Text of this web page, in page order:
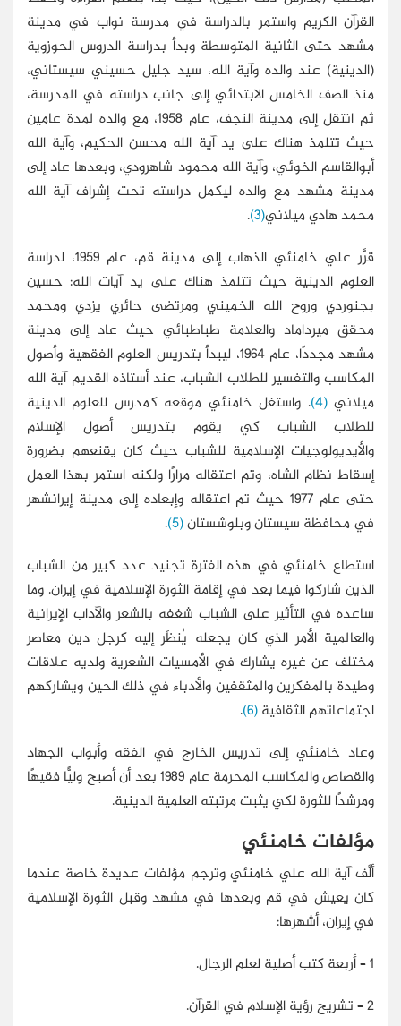
القرآن الكريم واستمر بالدراسة في مدرسة نواب في مدينة
مشهد حتى الثانية المتوسطة وبدأ بدراسة الدروس الحوزوية
(الدينية) عند والده وآية الله، سيد جليل حسيني سيستاني،
منذ الصف الخامس الابتدائي إلى جانب دراسته في المدرسة،
ثم انتقل إلى مدينة النجف، عام 1958، مع والده لمدة عامين
حيث تتلمذ هناك على يد آية الله محسن الحكيم، وآية الله
أبوالقاسم الخوئي، وآية الله محمود شاهرودي، وبعدها عاد إلى
مدينة مشهد مع والده ليكمل دراسته تحت إشراف آية الله
محمد هادي ميلاني(3)
.
قرَّر علي خامنئي الذهاب إلى مدينة قم، عام 1959، لدراسة
العلوم الدينية حيث تتلمذ هناك على يد آيات الله: حسين
بجنوردي وروح الله الخميني ومرتضى حائري يزدي ومحمد
محقق ميرداماد والعلامة طباطبائي حيث عاد إلى مدينة
مشهد مجددًا، عام 1964، ليبدأ بتدريس العلوم الفقهية وأصول
المكاسب والتفسير للطلاب الشباب، عند أستاذه القديم آية الله
ميلاني(4) . واستغل خامنئي موقعه كمدرس للعلوم الدينية
للطلاب الشباب كي يقوم بتدريس أصول الإسلام
والأيديولوجيات الإسلامية للشباب حيث كان يقنعهم بضرورة
إسقاط نظام الشاه، وتم اعتقاله مرارًا ولكنه استمر بهذا العمل
حتى عام 1977 حيث تم اعتقاله وإبعاده إلى مدينة إيرانشهر
في محافظة سيستان وبلوشستان(5)
.
استطاع خامنئي في هذه الفترة تجنيد عدد كبير من الشباب
الذين شاركوا فيما بعد في إقامة الثورة الإسلامية في إيران. وما
ساعده في التأثير على الشباب شغفه بالشعر والآداب الإيرانية
والعالمية الأمر الذي كان يجعله يُنظَر إليه كرجل دين معاصر
مختلف عن غيره يشارك في الأمسيات الشعرية ولديه علاقات
وطيدة بالمفكرين والمثقفين والأدباء في ذلك الحين ويشاركهم
اجتماعاتهم الثقافية(6)
.
وعاد خامنئي إلى تدريس الخارج في الفقه وأبواب الجهاد
والقصاص والمكاسب المحرمة عام 1989 بعد أن أصبح وليًّا فقيهًا
ومرشدًا للثورة لكي يثبت مرتبته العلمية الدينية.
مؤلفات خامنئي
ألَّف آية الله علي خامنئي وترجم مؤلفات عديدة خاصة عندما
كان يعيش في قم وبعدها في مشهد وقبل الثورة الإسلامية
في إيران، أشهرها:
1 – أربعة كتب أصلية لعلم الرجال.
2 – تشريح رؤية الإسلام في القرآن.